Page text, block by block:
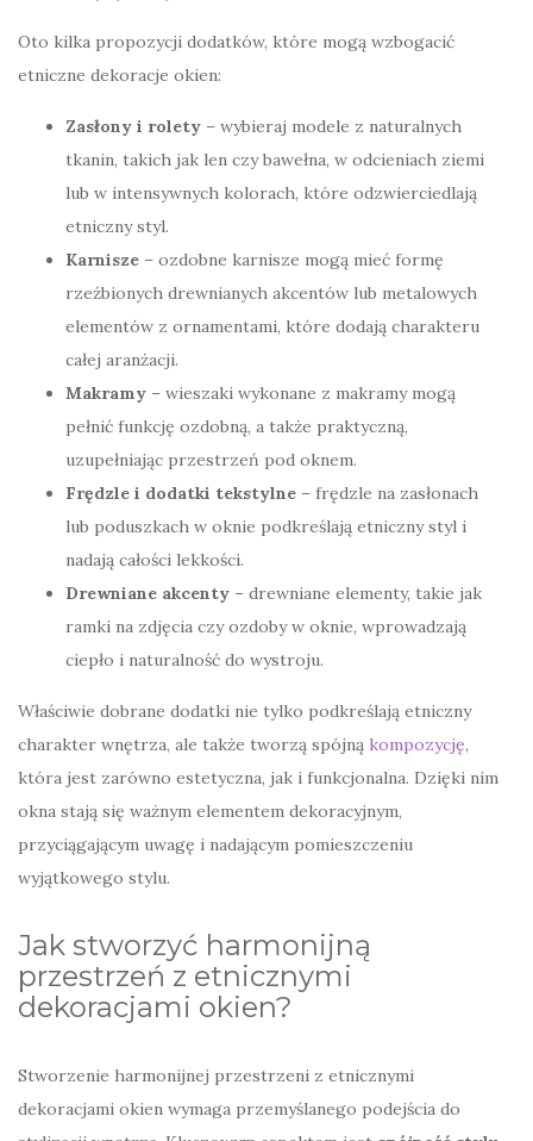
Oto kilka propozycji dodatków, które mogą wzbogacić
etniczne dekoracje okien:
Zasłony i rolety – wybieraj modele z naturalnych
tkanin, takich jak len czy bawełna, w odcieniach ziemi
lub w intensywnych kolorach, które odzwierciedlają
etniczny styl.
Karnisze – ozdobne karnisze mogą mieć formę
rzeźbionych drewnianych akcentów lub metalowych
elementów z ornamentami, które dodają charakteru
całej aranżacji.
Makramy – wieszaki wykonane z makramy mogą
pełnić funkcję ozdobną, a także praktyczną,
uzupełniając przestrzeń pod oknem.
Frędzle i dodatki tekstylne – frędzle na zasłonach
lub poduszkach w oknie podkreślają etniczny styl i
nadają całości lekkości.
Drewniane akcenty – drewniane elementy, takie jak
ramki na zdjęcia czy ozdoby w oknie, wprowadzają
ciepło i naturalność do wystroju.
Właściwie dobrane dodatki nie tylko podkreślają etniczny
charakter wnętrza, ale także tworzą spójną kompozycję,
która jest zarówno estetyczna, jak i funkcjonalna. Dzięki nim
okna stają się ważnym elementem dekoracyjnym,
przyciągającym uwagę i nadającym pomieszczeniu
wyjątkowego stylu.
Jak stworzyć harmonijną
przestrzeń z etnicznymi
dekoracjami okien?
Stworzenie harmonijnej przestrzeni z etnicznymi
dekoracjami okien wymaga przemyślanego podejścia do